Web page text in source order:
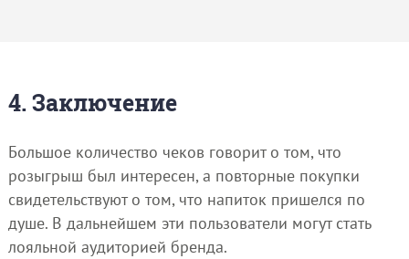
4. Заключение
Большое количество чеков говорит о том, что
розыгрыш был интересен, а повторные покупки
свидетельствуют о том, что напиток пришелся по
душе. В дальнейшем эти пользователи могут стать
лояльной аудиторией бренда.